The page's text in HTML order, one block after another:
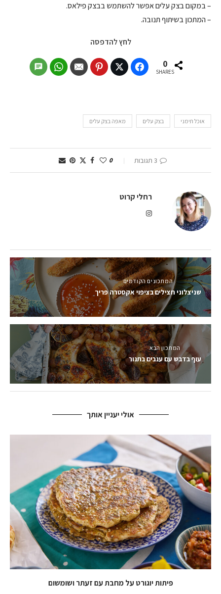
– במקום בצק עלים אפשר להשתמש בבצק פילאס.
– המתכון בשיתוף תנובה.
לחץ להדפסה
0
SHARES
אוכל תימני בצק עלים מאפה בצק עלים
3 תגובות 0
רחלי קרוט
המתכונים הקודמים
שניצלוני חצילים בציפוי אקסטרה פריך
המתכון הבא
עוף בדבש עם ענבים בתנור
אולי יעניין אותך
פיתות יוגורט על מחבת עם זעתר ושומשום